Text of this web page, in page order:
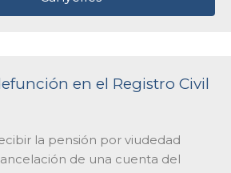
en el Registro Civil
la pensión por viudedad
de una cuenta del